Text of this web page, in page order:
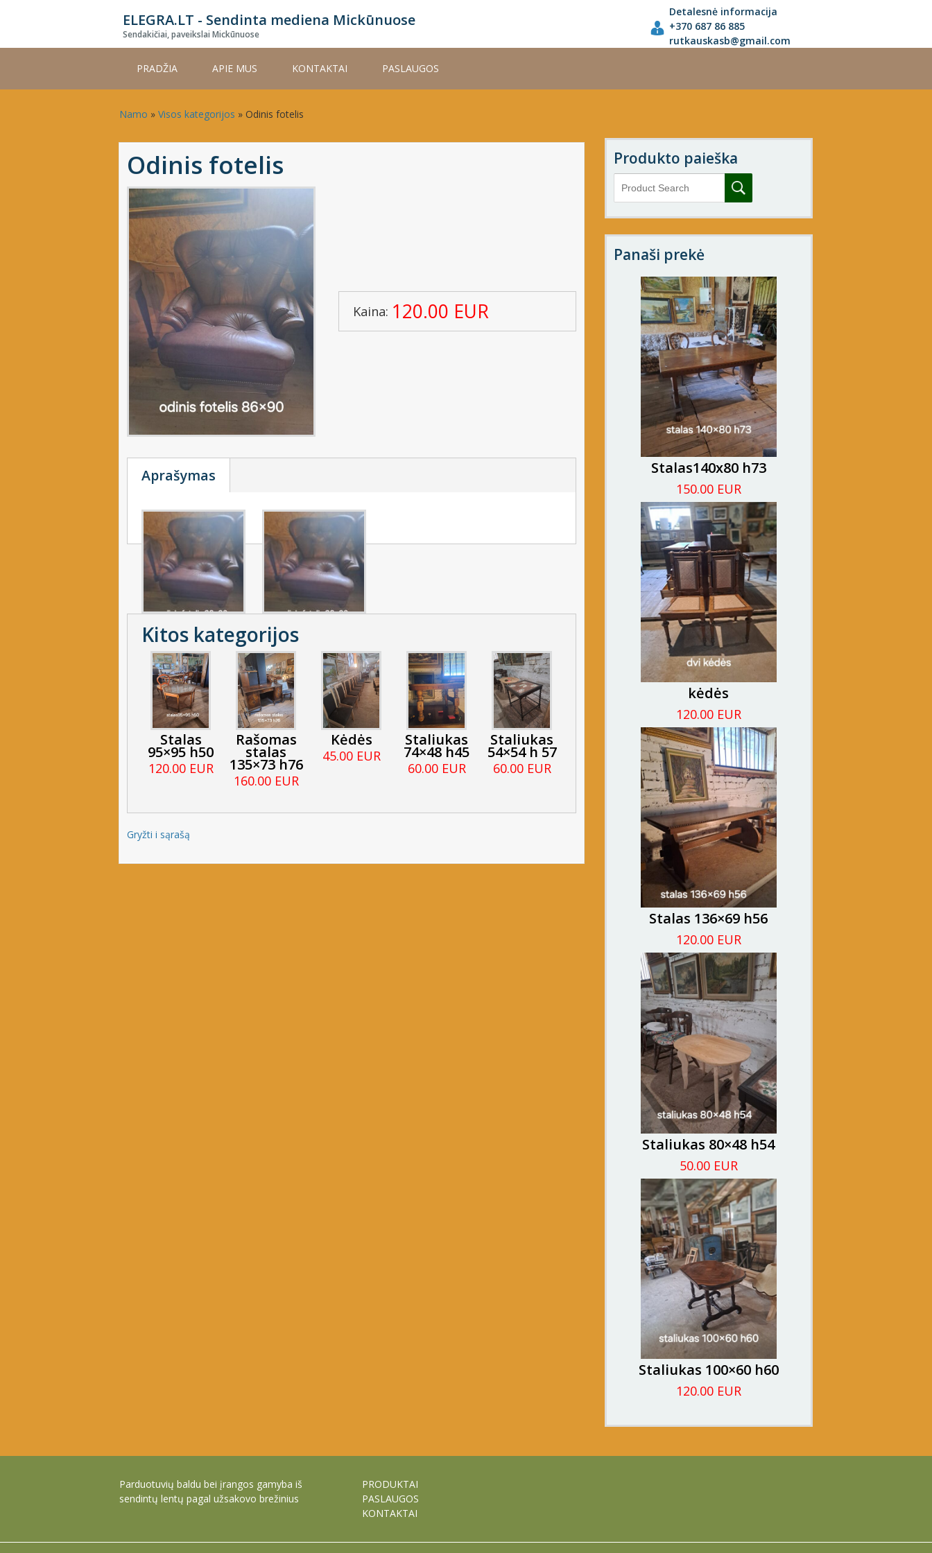
content
ELEGRA.LT - Sendinta mediena Mickūnuose
Sendakičiai, paveikslai Mickūnuose
Detalesnė informacija
+370 687 86 885
rutkauskasb@gmail.com
PRADŽIA APIE MUS KONTAKTAI PASLAUGOS
Namo » Visos kategorijos » Odinis fotelis
Odinis fotelis
Kaina: 120.00 EUR
Aprašymas
Kitos kategorijos
Stalas
95×95 h50
120.00 EUR
Rašomas
stalas
135×73 h76
160.00 EUR
Kėdės
45.00 EUR
Staliukas
74×48 h45
60.00 EUR
Staliukas
54×54 h 57
60.00 EUR
Gryžti i sąrašą
Produkto paieška
Panaši prekė
Stalas140x80 h73
150.00 EUR
kėdės
120.00 EUR
Stalas 136×69 h56
120.00 EUR
Staliukas 80×48 h54
50.00 EUR
Staliukas 100×60 h60
120.00 EUR
Parduotuvių baldu bei įrangos gamyba iš
sendintų lentų pagal užsakovo brežinius
PRODUKTAI
PASLAUGOS
KONTAKTAI